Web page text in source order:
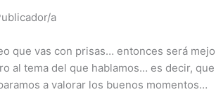
a
que vas con prisas… entonces será
al tema del que hablamos… es decir,
a valorar los buenos momentos…